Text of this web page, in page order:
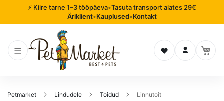
⚡ Kiire tarne 1–3 tööpäeva•Tasuta transport alates 29€
Äriklient•Kauplused•Kontakt
Soovinimekiri
Logi sisse
Petmarket Lindudele Toidud Linnutoit